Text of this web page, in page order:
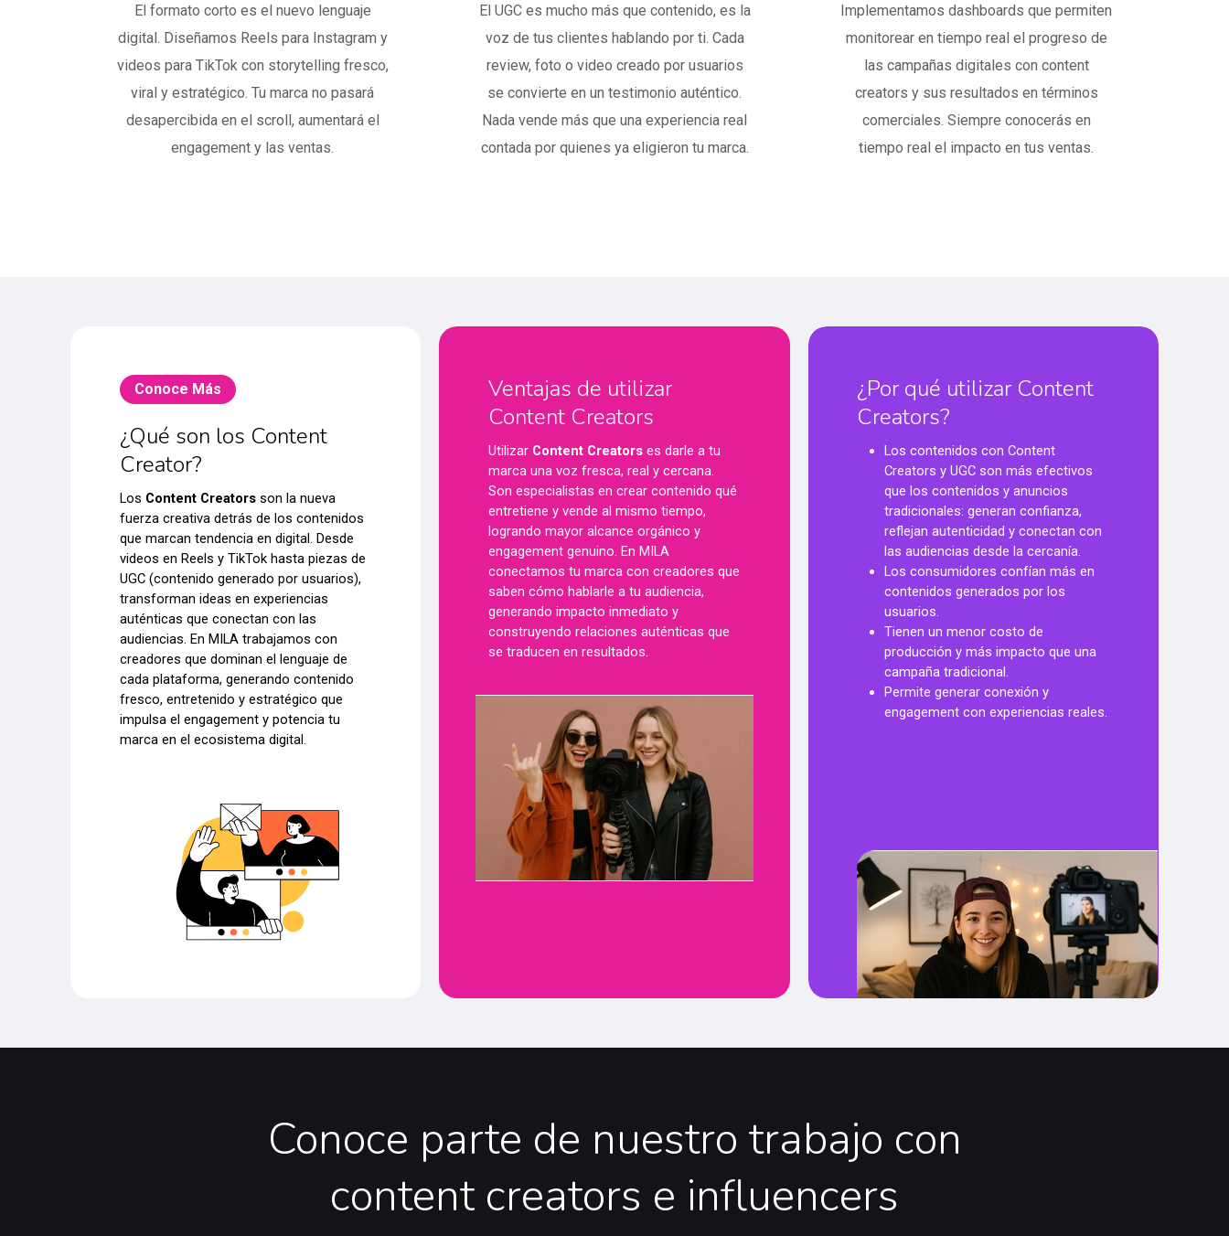
El formato corto es el nuevo lenguaje
digital. Diseñamos Reels para Instagram y
videos para TikTok con storytelling fresco,
viral y estratégico. Tu marca no pasará
desapercibida en el scroll, aumentará el
engagement y las ventas.
El UGC es mucho más que contenido, es la
voz de tus clientes hablando por ti. Cada
review, foto o video creado por usuarios
se convierte en un testimonio auténtico.
Nada vende más que una experiencia real
contada por quienes ya eligieron tu marca.
Implementamos dashboards que permiten
monitorear en tiempo real el progreso de
las campañas digitales con content
creators y sus resultados en términos
comerciales. Siempre conocerás en
tiempo real el impacto en tus ventas.
Conoce Más
¿Qué son los Content
Creator?
Los Content Creatorsson la nueva
fuerza creativa detrás de los contenidos
que marcan tendencia en digital. Desde
videos en Reels y TikTok hasta piezas de
UGC (contenido generado por usuarios),
transforman ideas en experiencias
auténticas que conectan con las
audiencias. En MILA trabajamos con
creadores que dominan el lenguaje de
cada plataforma, generando contenido
fresco, entretenido y estratégico que
impulsa el engagement y potencia tu
marca en el ecosistema digital.
Ventajas de utilizar
Content Creators
Utilizar Content Creators es darle a tu
marca una voz fresca, real y cercana.
Son especialistas en crear contenido qué
entretiene y vende al mismo tiempo,
logrando mayor alcance orgánico y
engagement genuino. En MILA
conectamos tu marca con creadores que
saben cómo hablarle a tu audiencia,
generando impacto inmediato y
construyendo relaciones auténticas que
se traducen en resultados.
¿Por qué utilizar Content
Creators?
Los contenidos con Content
Creators y UGC son más efectivos
que los contenidos y anuncios
tradicionales: generan confianza,
reflejan autenticidad y conectan con
las audiencias desde la cercanía.
Los consumidores confían más en
contenidos generados por los
usuarios.
Tienen un menor costo de
producción y más impacto que una
campaña tradicional.
Permite generar conexión y
engagement con experiencias reales.
Conoce parte de nuestro trabajo con
content creators e influencers